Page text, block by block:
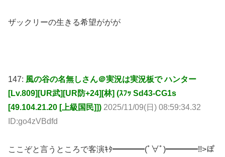
ザックリーの生きる希望ががが
147: 風の谷の名無しさん＠実況は実況板で ハンター
[Lv.809][UR武][UR防+24][林] (ｽﾌｯ Sd43-CG1s
[49.104.21.20 [上級国民]]) 2025/11/09(日) 08:59:34.32
ID:go4zVBdfd
ここぞと言うところで客演ｷﾀ━━━━(ﾟ∀ﾟ)━━━━!!>ぽ